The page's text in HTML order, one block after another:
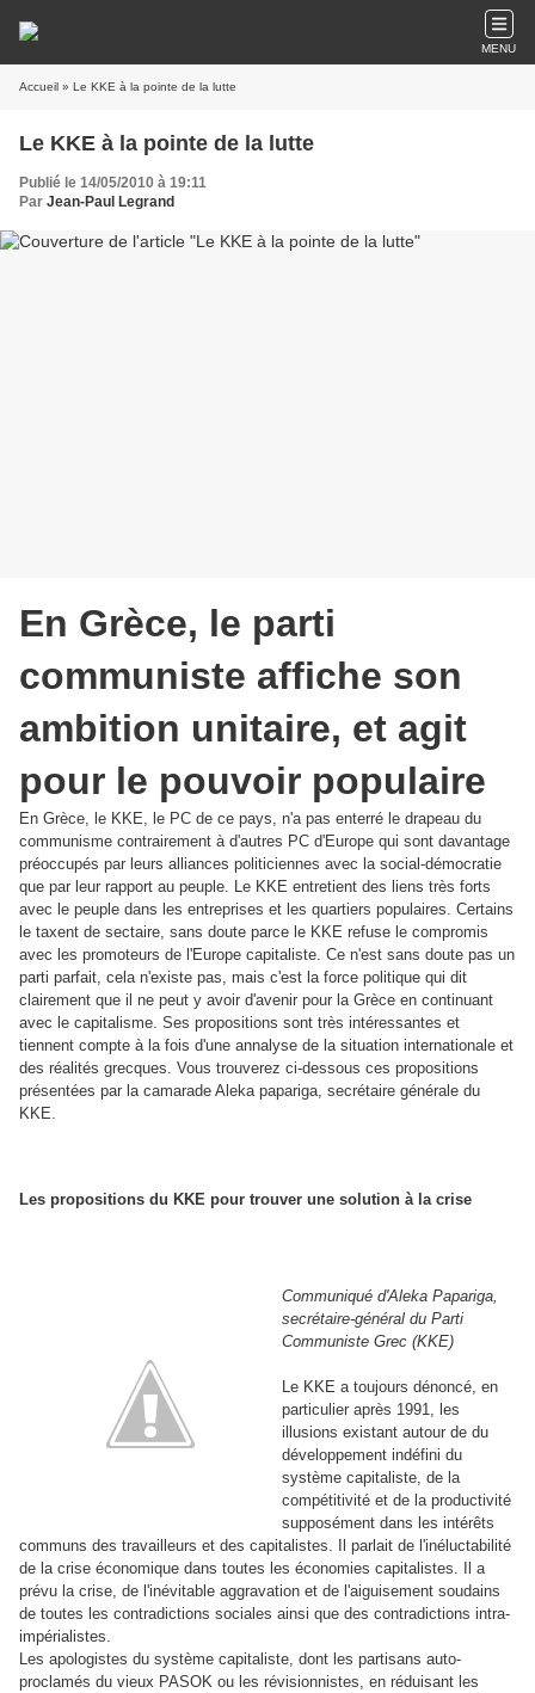
MENU
Accueil » Le KKE à la pointe de la lutte
Le KKE à la pointe de la lutte
Publié le 14/05/2010 à 19:11
Par Jean-Paul Legrand
En Grèce, le parti
communiste affiche son
ambition unitaire, et agit
pour le pouvoir populaire
En Grèce, le KKE, le PC de ce pays, n'a pas enterré le drapeau du
communisme contrairement à d'autres PC d'Europe qui sont davantage
préoccupés par leurs alliances politiciennes avec la social-démocratie
que par leur rapport au peuple. Le KKE entretient des liens très forts
avec le peuple dans les entreprises et les quartiers populaires. Certains
le taxent de sectaire, sans doute parce le KKE refuse le compromis
avec les promoteurs de l'Europe capitaliste. Ce n'est sans doute pas un
parti parfait, cela n'existe pas, mais c'est la force politique qui dit
clairement que il ne peut y avoir d'avenir pour la Grèce en continuant
avec le capitalisme. Ses propositions sont très intéressantes et
tiennent compte à la fois d'une annalyse de la situation internationale et
des réalités grecques. Vous trouverez ci-dessous ces propositions
présentées par la camarade Aleka papariga, secrétaire générale du
KKE.
Les propositions du KKE pour trouver une solution à la crise
Communiqué d'Aleka Papariga,
secrétaire-général du Parti
Communiste Grec (KKE)
Le KKE a toujours dénoncé, en
particulier après 1991, les
illusions existant autour de du
développement indéfini du
système capitaliste, de la
compétitivité et de la productivité
supposément dans les intérêts
communs des travailleurs et des capitalistes. Il parlait de l'inéluctabilité
de la crise économique dans toutes les économies capitalistes. Il a
prévu la crise, de l'inévitable aggravation et de l'aiguisement soudains
de toutes les contradictions sociales ainsi que des contradictions intra-
impérialistes.
Les apologistes du système capitaliste, dont les partisans auto-
proclamés du vieux PASOK ou les révisionnistes, en réduisant les